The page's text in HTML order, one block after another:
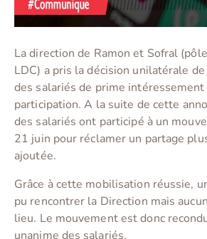
La direction de Ramon et Sofral
LDC) a pris la décision unilatérale
des salariés de prime
participation. A la suite de cette
des salariés ont participé à un
21 juin pour réclamer un partage
ajoutée.
Grâce à cette mobilisation réussie,
pu rencontrer la Direction mais
lieu. Le mouvement est donc
unanime des salariés.